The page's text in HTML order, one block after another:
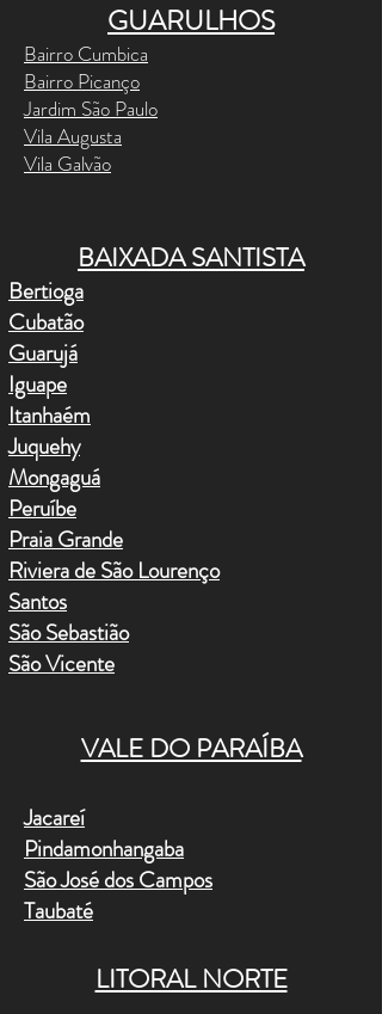
GUARULHOS
Bairro Cumbica
Bairro Picanço
Jardim São Paulo
Vila Augusta
Vila Galvão
BAIXADA SANTISTA
Bertioga
Cubatão
Guarujá
Iguape
Itanhaém
Juquehy
Mongaguá
Peruíbe
Praia Grande
Riviera de São Lourenço
Santos
São Sebastião
São Vicente
VALE DO PARAÍBA
Jacareí
Pindamonhangaba
São José dos Campos
Taubaté
LITORAL NORTE